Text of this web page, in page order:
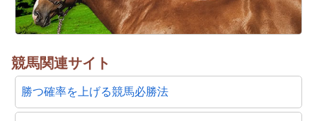
競馬関連サイト
勝つ確率を上げる競馬必勝法